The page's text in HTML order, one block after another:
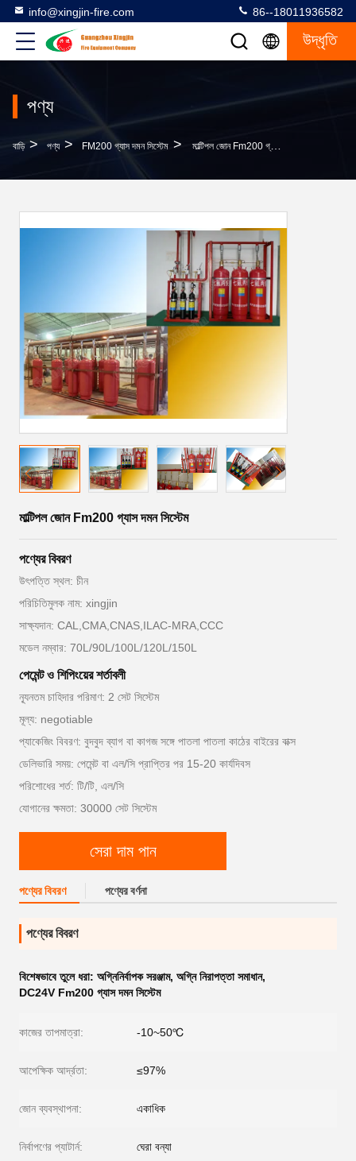
info@xingjin-fire.com 86--18011936582
উদ্ধৃতি
পণ্য
বাড়ি > পণ্য > FM200 গ্যাস দমন সিস্টেম > মাল্টিপল জোন Fm200 গ্যাস দমন সিস্টেম
মাল্টিপল জোন Fm200 গ্যাস দমন সিস্টেম
পণ্যের বিবরণ
উৎপত্তি স্থল: চীন
পরিচিতিমুলক নাম: xingjin
সাক্ষ্যদান: CAL,CMA,CNAS,ILAC-MRA,CCC
মডেল নম্বার: 70L/90L/100L/120L/150L
পেমেন্ট ও শিপিংয়ের শর্তাবলী
ন্যূনতম চাহিদার পরিমাণ: 2 সেট সিস্টেম
মূল্য: negotiable
প্যাকেজিং বিবরণ: বুদবুদ ব্যাগ বা কাগজ সঙ্গে পাতলা পাতলা কাঠের বাইরের বাক্স
ডেলিভারি সময়: পেমেন্ট বা এল/সি প্রাপ্তির পর 15-20 কার্যদিবস
পরিশোধের শর্ত: টি/টি, এল/সি
যোগানের ক্ষমতা: 30000 সেট সিস্টেম
সেরা দাম পান
পণ্যের বিবরণ পণ্যের বর্ণনা
পণ্যের বিবরণ
বিশেষভাবে তুলে ধরা: অগ্নিনির্বাপক সরঞ্জাম, অগ্নি নিরাপত্তা সমাধান,
DC24V Fm200 গ্যাস দমন সিস্টেম
কাজের তাপমাত্রা: -10~50℃
আপেক্ষিক আর্দ্রতা: ≤97%
জোন ব্যবস্থাপনা: একাধিক
নির্বাপণের প্যাটার্ন: ঘেরা বন্যা